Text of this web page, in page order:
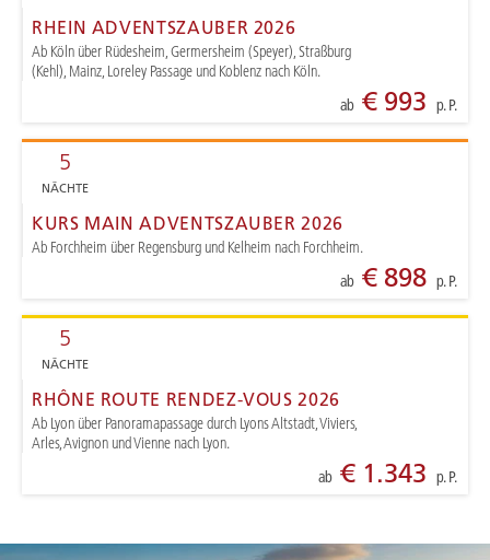
RHEIN ADVENTSZAUBER 2026
Ab Köln über Rüdesheim, Germersheim (Speyer), Straßburg
(Kehl), Mainz, Loreley Passage und Koblenz nach Köln.
ab€ 993 p. P.
5
NÄCHTE
KURS MAIN ADVENTSZAUBER 2026
Ab Forchheim über Regensburg und Kelheim nach Forchheim.
ab€ 898 p. P.
5
NÄCHTE
RHÔNE ROUTE RENDEZ-VOUS 2026
Ab Lyon über Panoramapassage durch Lyons Altstadt, Viviers,
Arles, Avignon und Vienne nach Lyon.
ab€ 1.343 p. P.